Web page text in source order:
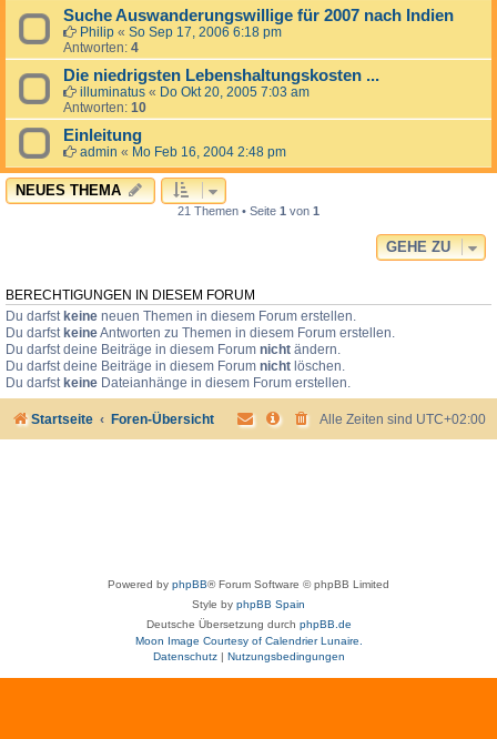
Suche Auswanderungswillige für 2007 nach Indien
Philip « So Sep 17, 2006 6:18 pm
Antworten: 4
Die niedrigsten Lebenshaltungskosten ...
illuminatus « Do Okt 20, 2005 7:03 am
Antworten: 10
Einleitung
admin « Mo Feb 16, 2004 2:48 pm
NEUES THEMA
21 Themen • Seite 1 von 1
GEHE ZU
BERECHTIGUNGEN IN DIESEM FORUM
Du darfst keine neuen Themen in diesem Forum erstellen.
Du darfst keineAntworten zu Themen in diesem Forum erstellen.
Du darfst deine Beiträge in diesem Forum nicht ändern.
Du darfst deine Beiträge in diesem Forum nicht löschen.
Du darfst keine Dateianhänge in diesem Forum erstellen.
Startseite Foren-Übersicht Alle Zeiten sind UTC+02:00
Powered by phpBB® Forum Software © phpBB Limited
Style by phpBB Spain
Deutsche Übersetzung durch phpBB.de
Moon Image Courtesy of Calendrier Lunaire.
Datenschutz| Nutzungsbedingungen